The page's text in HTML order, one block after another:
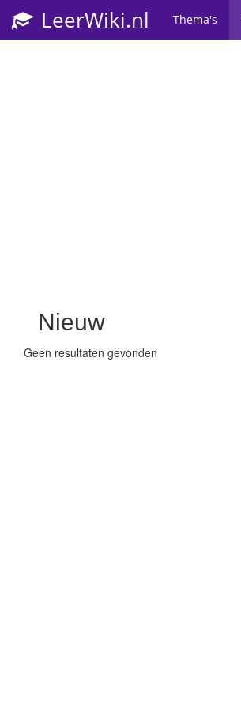
LeerWiki.nl Thema's
Nieuw
Geen resultaten gevonden